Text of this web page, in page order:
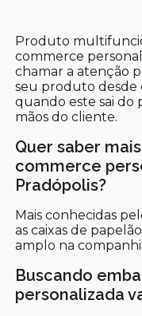
Produto
commerce
chamar a atenção
seu produto desde
quando este sai do
mãos do cliente.
Quer saber
commerce
Pradópolis?
Mais conhecidas
as caixas de
amplo na
Buscando
personalizada